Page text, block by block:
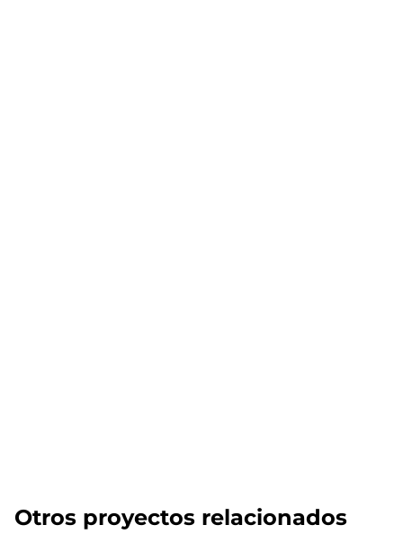
Otros proyectos relacionados